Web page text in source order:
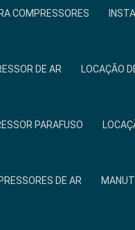
COMPRESSORES
DE AR LOCAÇÃO
PARAFUSO
DE AR